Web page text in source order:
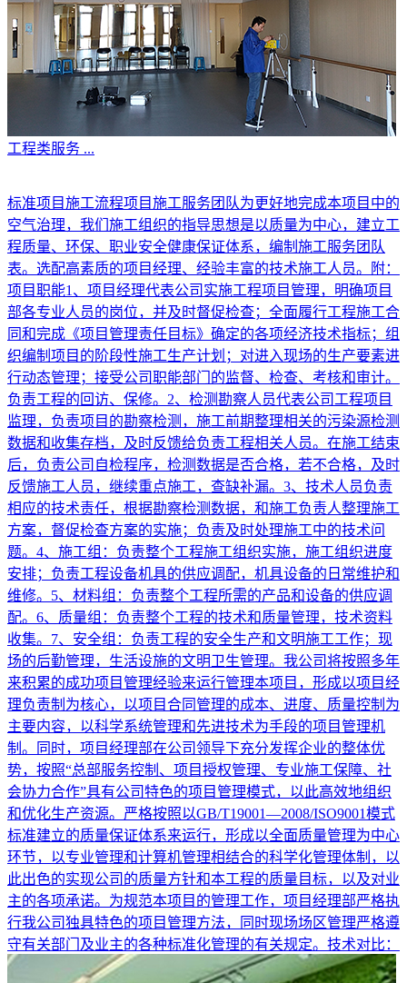
工程类服务 ...
标准项目施工流程项目施工服务团队为更好地完成本项目中的
空气治理，我们施工组织的指导思想是以质量为中心，建立工
程质量、环保、职业安全健康保证体系，编制施工服务团队
表。选配高素质的项目经理、经验丰富的技术施工人员。附：
项目职能1、项目经理代表公司实施工程项目管理，明确项目
部各专业人员的岗位，并及时督促检查；全面履行工程施工合
同和完成《项目管理责任目标》确定的各项经济技术指标；组
织编制项目的阶段性施工生产计划；对进入现场的生产要素进
行动态管理；接受公司职能部门的监督、检查、考核和审计。
负责工程的回访、保修。2、检测勘察人员代表公司工程项目
监理，负责项目的勘察检测，施工前期整理相关的污染源检测
数据和收集存档，及时反馈给负责工程相关人员。在施工结束
后，负责公司自检程序，检测数据是否合格，若不合格，及时
反馈施工人员，继续重点施工，查缺补漏。3、技术人员负责
相应的技术责任，根据勘察检测数据，和施工负责人整理施工
方案，督促检查方案的实施；负责及时处理施工中的技术问
题。4、施工组：负责整个工程施工组织实施，施工组织进度
安排；负责工程设备机具的供应调配，机具设备的日常维护和
维修。5、材料组：负责整个工程所需的产品和设备的供应调
配。6、质量组：负责整个工程的技术和质量管理，技术资料
收集。7、安全组：负责工程的安全生产和文明施工工作；现
场的后勤管理，生活设施的文明卫生管理。我公司将按照多年
来积累的成功项目管理经验来运行管理本项目，形成以项目经
理负责制为核心，以项目合同管理的成本、进度、质量控制为
主要内容，以科学系统管理和先进技术为手段的项目管理机
制。同时，项目经理部在公司领导下充分发挥企业的整体优
势，按照“总部服务控制、项目授权管理、专业施工保障、社
会协力合作”具有公司特色的项目管理模式，以此高效地组织
和优化生产资源。严格按照以GB/T19001—2008/ISO9001模式
标准建立的质量保证体系来运行，形成以全面质量管理为中心
环节，以专业管理和计算机管理相结合的科学化管理体制，以
此出色的实现公司的质量方针和本工程的质量目标，以及对业
主的各项承诺。为规范本项目的管理工作，项目经理部严格执
行我公司独具特色的项目管理方法，同时现场场区管理严格遵
守有关部门及业主的各种标准化管理的有关规定。技术对比：